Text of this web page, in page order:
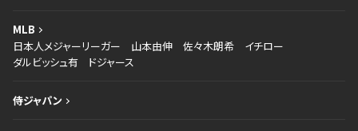
MLB
日本人メジャーリーガー
山本由伸 佐々木朗希
イチロー
ダルビッシュ有
ドジャース
侍ジャパン